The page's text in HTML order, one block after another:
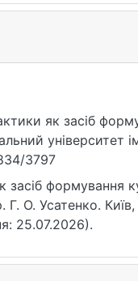
як засіб
університет
3797
формування
Г. О. Усатенко.
25.07.2026).